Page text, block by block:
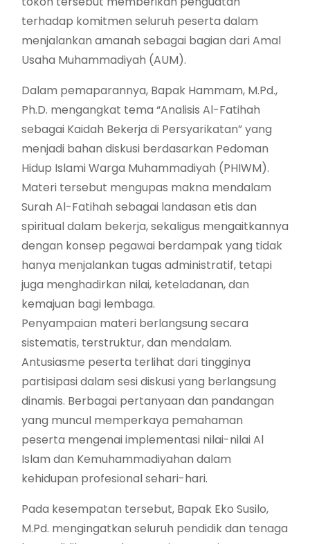
terhadap komitmen seluruh peserta dalam
menjalankan amanah sebagai bagian dari Amal
Usaha Muhammadiyah (AUM).
Dalam pemaparannya, Bapak Hammam, M.Pd.,
Ph.D. mengangkat tema “Analisis Al-Fatihah
sebagai Kaidah Bekerja di Persyarikatan” yang
menjadi bahan diskusi berdasarkan Pedoman
Hidup Islami Warga Muhammadiyah (PHIWM).
Materi tersebut mengupas makna mendalam
Surah Al-Fatihah sebagai landasan etis dan
spiritual dalam bekerja, sekaligus mengaitkannya
dengan konsep pegawai berdampak yang tidak
hanya menjalankan tugas administratif, tetapi
juga menghadirkan nilai, keteladanan, dan
kemajuan bagi lembaga.
Penyampaian materi berlangsung secara
sistematis, terstruktur, dan mendalam.
Antusiasme peserta terlihat dari tingginya
partisipasi dalam sesi diskusi yang berlangsung
dinamis. Berbagai pertanyaan dan pandangan
yang muncul memperkaya pemahaman
peserta mengenai implementasi nilai-nilai Al
Islam dan Kemuhammadiyahan dalam
kehidupan profesional sehari-hari.
Pada kesempatan tersebut, Bapak Eko Susilo,
M.Pd. mengingatkan seluruh pendidik dan tenaga